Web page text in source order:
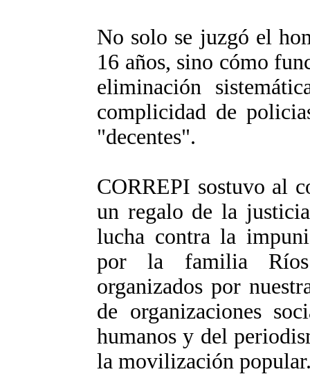
No solo se juzgó el
16 años, sino cómo
eliminación
complicidad de
"decentes".
CORREPI sostuvo al
un regalo de la
lucha contra la
por la familia
organizados por
de organizaciones
humanos y del
la movilización